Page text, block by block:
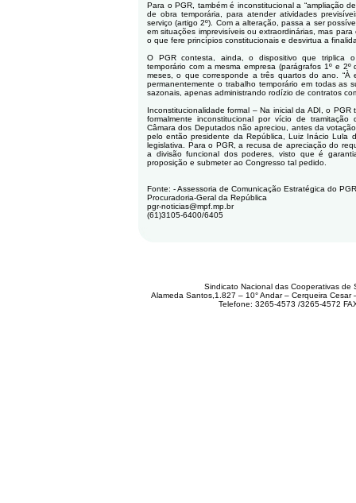
Para o PGR, também é inconstitucional a “ampliação
de obra temporária, para atender atividades
serviço (artigo 2º). Com a alteração, passa a ser
em situações imprevisíveis ou extraordinárias, mas
o que fere princípios constitucionais e desvirtua a
O PGR contesta, ainda, o dispositivo que triplica
temporário com a mesma empresa (parágrafos 1º e
meses, o que corresponde a três quartos do ano. “À
permanentemente o trabalho temporário em todas as
sazonais, apenas administrando rodízio de contratos
Inconstitucionalidade formal – Na inicial da ADI, o
formalmente inconstitucional por vício de
Câmara dos Deputados não apreciou, antes da
pelo então presidente da República, Luiz Inácio Lula
legislativa. Para o PGR, a recusa de apreciação do
a divisão funcional dos poderes, visto que é
proposição e submeter ao Congresso tal pedido.
Fonte: - Assessoria de Comunicação Estratégica do PGR
Procuradoria-Geral da República
pgr-noticias@mpf.mp.br
(61)3105-6400/6405
Sindicato Nacional das Cooperativas de
Alameda Santos,1.827 – 10° Andar – Cerqueira
Telefone: 3265-4573 /3265-4572